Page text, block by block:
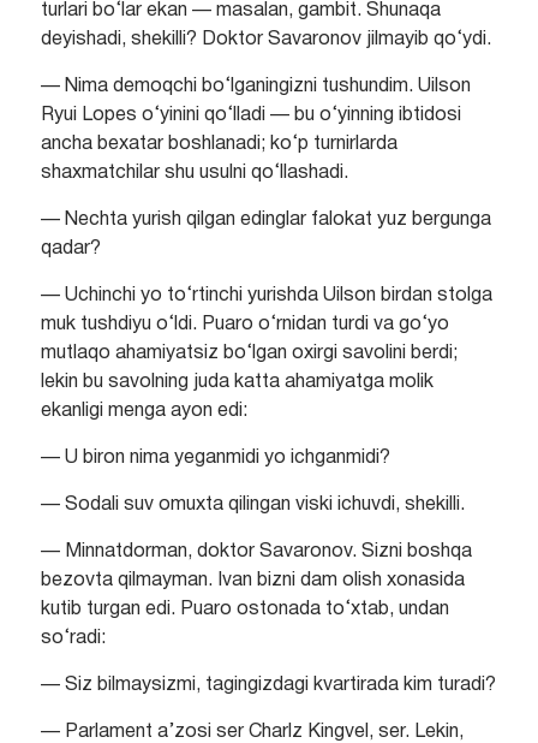
turlari bo‘lar ekan — masalan, gambit. Shunaqa
deyishadi, shekilli? Doktor Savaronov jilmayib qo‘ydi.
— Nima demoqchi bo‘lganingizni tushundim. Uilson
Ryui Lopes o‘yinini qo‘lladi — bu o‘yinning ibtidosi
ancha bexatar boshlanadi; ko‘p turnirlarda
shaxmatchilar shu usulni qo‘llashadi.
— Nechta yurish qilgan edinglar falokat yuz bergunga
qadar?
— Uchinchi yo to‘rtinchi yurishda Uilson birdan stolga
muk tushdiyu o‘ldi. Puaro o‘rnidan turdi va go‘yo
mutlaqo ahamiyatsiz bo‘lgan oxirgi savolini berdi;
lekin bu savolning juda katta ahamiyatga molik
ekanligi menga ayon edi:
— U biron nima yeganmidi yo ichganmidi?
— Sodali suv omuxta qilingan viski ichuvdi, shekilli.
— Minnatdorman, doktor Savaronov. Sizni boshqa
bezovta qilmayman. Ivan bizni dam olish xonasida
kutib turgan edi. Puaro ostonada to‘xtab, undan
so‘radi:
— Siz bilmaysizmi, tagingizdagi kvartirada kim turadi?
— Parlament a’zosi ser Charlz Kingvel, ser. Lekin,